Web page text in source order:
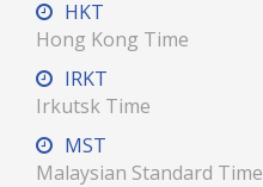
HKT
Hong Kong Time
IRKT
Irkutsk Time
MST
Malaysian Standard Time